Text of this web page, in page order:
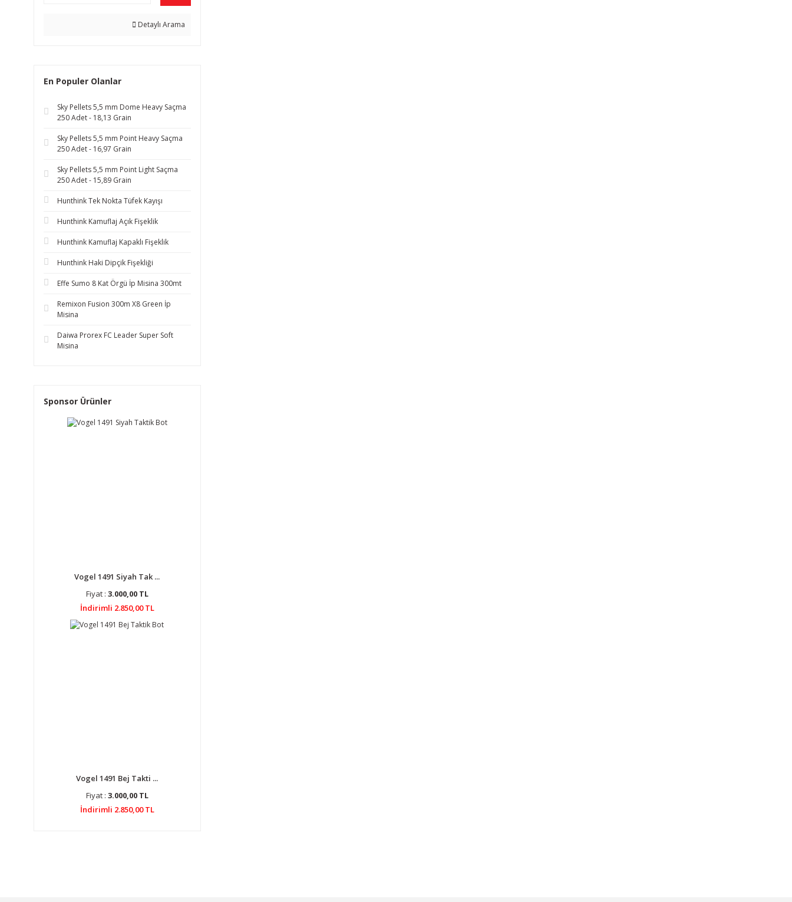
Detaylı Arama
En Populer Olanlar
Sky Pellets 5,5 mm Dome Heavy Saçma
250 Adet - 18,13 Grain
Sky Pellets 5,5 mm Point Heavy Saçma
250 Adet - 16,97 Grain
Sky Pellets 5,5 mm Point Light Saçma
250 Adet - 15,89 Grain
Hunthink Tek Nokta Tüfek Kayışı
Hunthink Kamuflaj Açık Fişeklik
Hunthink Kamuflaj Kapaklı Fişeklik
Hunthink Haki Dipçik Fişekliği
Effe Sumo 8 Kat Örgü İp Misina 300mt
Remixon Fusion 300m X8 Green İp
Misina
Daiwa Prorex FC Leader Super Soft
Misina
Sponsor Ürünler
Vogel 1491 Siyah Tak ...
Fiyat : 3.000,00 TL
İndirimli 2.850,00 TL
Vogel 1491 Bej Takti ...
Fiyat : 3.000,00 TL
İndirimli 2.850,00 TL